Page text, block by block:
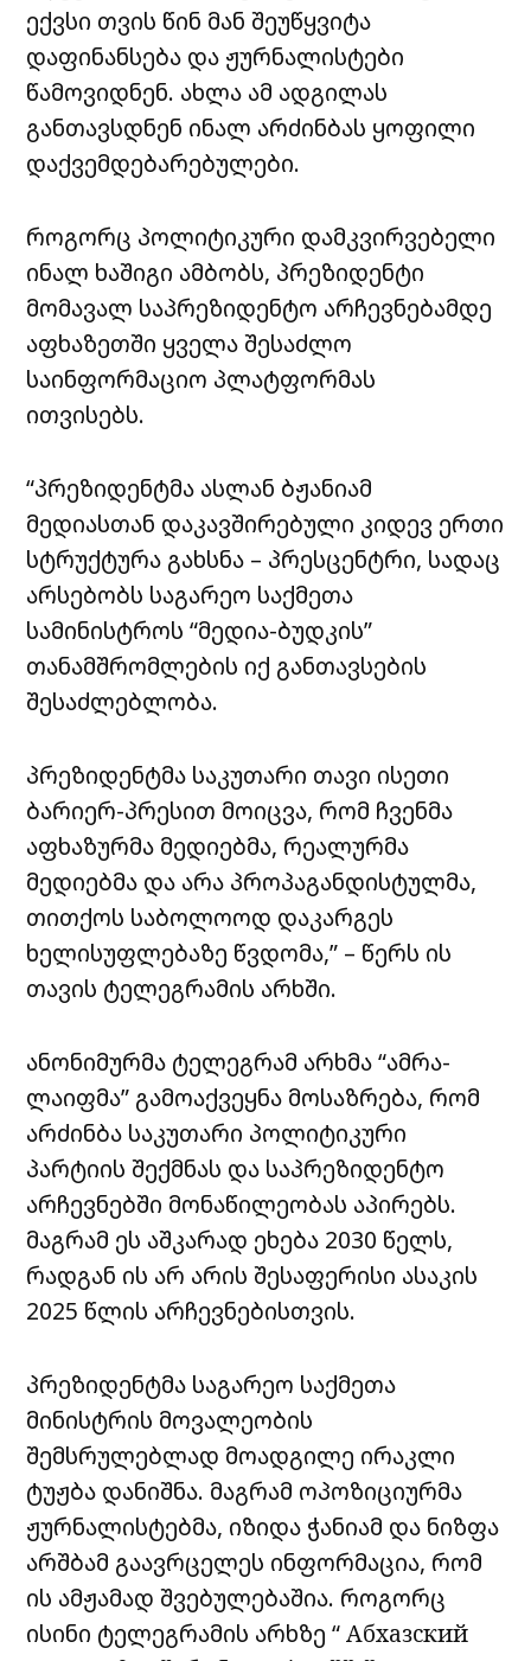
ექვსი თვის წინ მან შეუწყვიტა
დაფინანსება და ჟურნალისტები
წამოვიდნენ. ახლა ამ ადგილას
განთავსდნენ ინალ არძინბას ყოფილი
დაქვემდებარებულები.
როგორც პოლიტიკური დამკვირვებელი
ინალ ხაშიგი ამბობს, პრეზიდენტი
მომავალ საპრეზიდენტო არჩევნებამდე
აფხაზეთში ყველა შესაძლო
საინფორმაციო პლატფორმას
ითვისებს.
“პრეზიდენტმა ასლან ბჟანიამ
მედიასთან დაკავშირებული კიდევ ერთი
სტრუქტურა გახსნა – პრესცენტრი, სადაც
არსებობს საგარეო საქმეთა
სამინისტროს “მედია-ბუდკის”
თანამშრომლების იქ განთავსების
შესაძლებლობა.
პრეზიდენტმა საკუთარი თავი ისეთი
ბარიერ-პრესით მოიცვა, რომ ჩვენმა
აფხაზურმა მედიებმა, რეალურმა
მედიებმა და არა პროპაგანდისტულმა,
თითქოს საბოლოოდ დაკარგეს
ხელისუფლებაზე წვდომა,” – წერს ის
თავის ტელეგრამის არხში.
ანონიმურმა ტელეგრამ არხმა “ამრა-
ლაიფმა” გამოაქვეყნა მოსაზრება, რომ
არძინბა საკუთარი პოლიტიკური
პარტიის შექმნას და საპრეზიდენტო
არჩევნებში მონაწილეობას აპირებს.
მაგრამ ეს აშკარად ეხება 2030 წელს,
რადგან ის არ არის შესაფერისი ასაკის
2025 წლის არჩევნებისთვის.
პრეზიდენტმა საგარეო საქმეთა
მინისტრის მოვალეობის
შემსრულებლად მოადგილე ირაკლი
ტუჟბა დანიშნა. მაგრამ ოპოზიციურმა
ჟურნალისტებმა, იზიდა ჭანიამ და ნიზფა
არშბამ გაავრცელეს ინფორმაცია, რომ
ის ამჟამად შვებულებაშია. როგორც
ისინი ტელეგრამის არხზე “ Абхазский